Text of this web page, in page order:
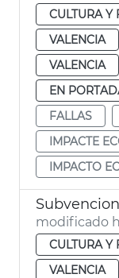
CULTURA Y
VALENCIA
VALENCIA
EN
FALLAS
IMPACTE
IMPACTO
modificado
CULTURA Y
VALENCIA